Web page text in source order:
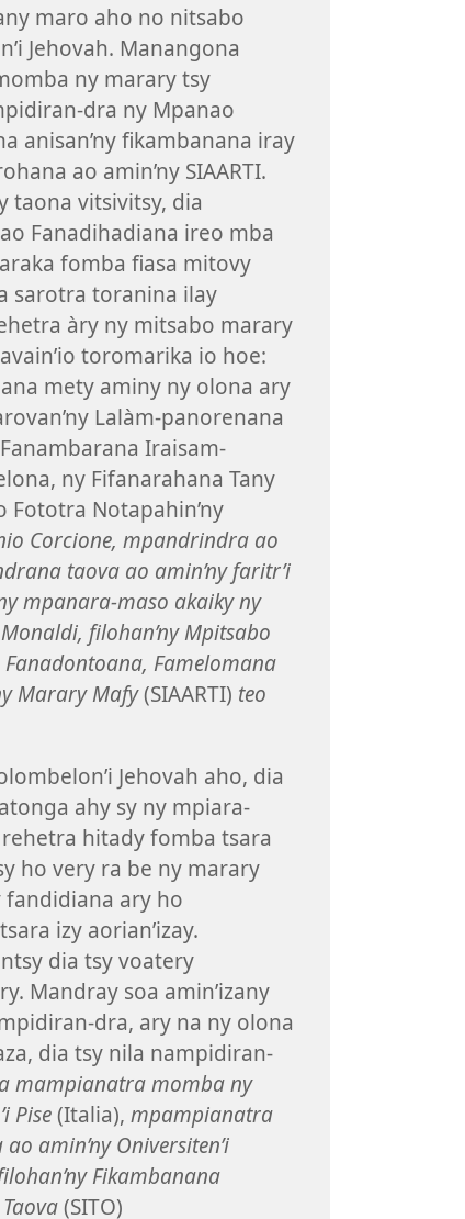
maro aho no nitsabo
Jehovah. Manangona
ny marary tsy
dra ny Mpanao
anisan’ny fikambanana iray
ao amin’ny SIAARTI.
taona vitsivitsy, dia
Fanadihadiana ireo mba
fomba fiasa mitovy
sarotra toranina ilay
àry ny mitsabo marary
toromarika io hoe:
mety aminy ny olona ary
Lalàm-panorenana
Iraisam-
ny Fifanarahana Tany
Fototra Notapahin’ny
Corcione, mpandrindra ao
taova ao amin’ny faritr’i
mpanara-maso akaiky ny
filohan’ny Mpitsabo
Famelomana
Marary Mafy(SIAARTI) teo
Jehovah aho, dia
ahy sy ny mpiara-
hitady fomba tsara
ho very ra be ny marary
ary ho
izy aorian’izay.
dia tsy voatery
Mandray soa amin’izany
dra, ary na ny olona
dia tsy nila nampidiran-
mampianatra momba ny
Pise(Italia), mpampianatra
amin’ny Oniversiten’i
Fikambanana
(SITO)